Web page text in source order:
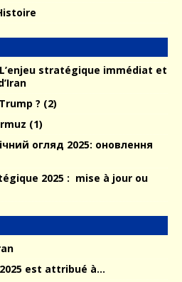
stratégique immédiat et
? (2)
(1)
огляд 2025: оновлення
2025 : mise à jour ou
est attribué à…